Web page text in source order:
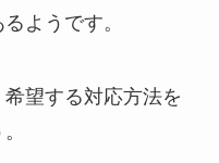
ようです。
望する対応方法を